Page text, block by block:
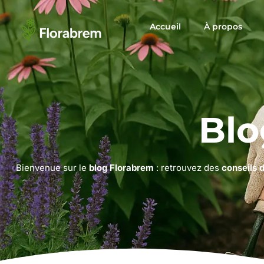
Accueil À propos
Bienvenue sur le blog Florabrem : retrouvez des conseils